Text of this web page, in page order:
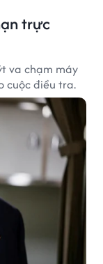
trực
va chạm máy
cuộc điều tra.